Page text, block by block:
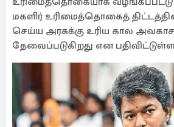
மகளிர் உரிமைத்தொகைத்
செய்ய அரசுக்கு உரிய கால
தேவைப்படுகிறது என